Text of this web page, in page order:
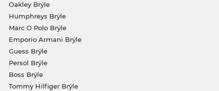
Oakley Brýle
Humphreys Brýle
Marc O Polo Brýle
Emporio Armani Brýle
Guess Brýle
Persol Brýle
Boss Brýle
Tommy Hilfiger Brýle